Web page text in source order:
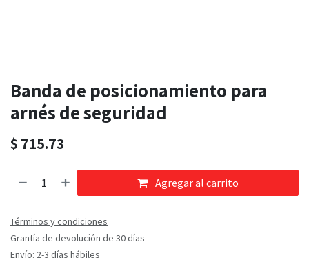
Banda de posicionamiento para
arnés de seguridad
$ 715.73
Agregar al carrito
Términos y condiciones
Grantía de devolución de 30 días
Envío: 2-3 días hábiles